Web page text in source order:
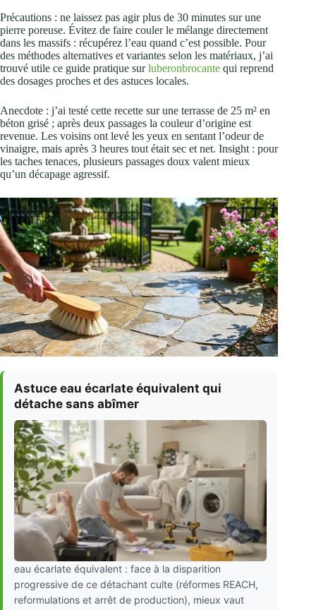
Précautions : ne laissez pas agir plus de 30 minutes sur une
pierre poreuse. Évitez de faire couler le mélange directement
dans les massifs : récupérez l’eau quand c’est possible. Pour
des méthodes alternatives et variantes selon les matériaux, j’ai
trouvé utile ce guide pratique surluberonbrocante qui reprend
des dosages proches et des astuces locales.
Anecdote : j’ai testé cette recette sur une terrasse de 25 m² en
béton grisé ; après deux passages la couleur d’origine est
revenue. Les voisins ont levé les yeux en sentant l’odeur de
vinaigre, mais après 3 heures tout était sec et net. Insight : pour
les taches tenaces, plusieurs passages doux valent mieux
qu’un décapage agressif.
Astuce eau écarlate équivalent qui
détache sans abîmer
eau écarlate équivalent : face à la disparition
progressive de ce détachant culte (réformes REACH,
reformulations et arrêt de production), mieux vaut